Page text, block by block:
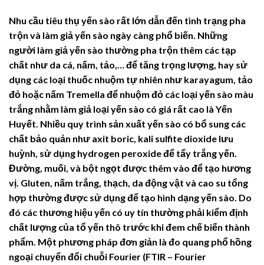
Nhu cầu tiêu thụ yến sào rất lớn dẫn đến tình trạng pha
trộn và làm giả yến sào ngày càng phổ biến. Những
người làm giả yến sào thường pha trộn thêm các tạp
chất như da cá, nấm, tảo,… để tăng trọng lượng, hay sử
dụng các loại thuốc nhuộm tự nhiên như karayagum, tảo
đỏ hoặc nấm Tremella để nhuộm đỏ các loại yến sào màu
trắng nhằm làm giả loại yến sào có giá rất cao là Yến
Huyết. Nhiều quy trình sản xuất yến sào có bổ sung các
chất bảo quản như axit boric, kali sulfite dioxide lưu
huỳnh, sử dụng hydrogen peroxide để tẩy trắng yến.
Đường, muối, và bột ngọt được thêm vào để tạo hương
vị. Gluten, nấm trắng, thạch, da động vật và cao su tổng
hợp thường được sử dụng để tạo hình dạng yến sào. Do
đó các thương hiệu yến có uy tín thường phải kiểm định
chất lượng của tổ yến thô trước khi đem chế biến thành
phẩm. Một phương pháp đơn giản là đo quang phổ hồng
ngoại chuyển đổi chuỗi Fourier (FTIR – Fourier